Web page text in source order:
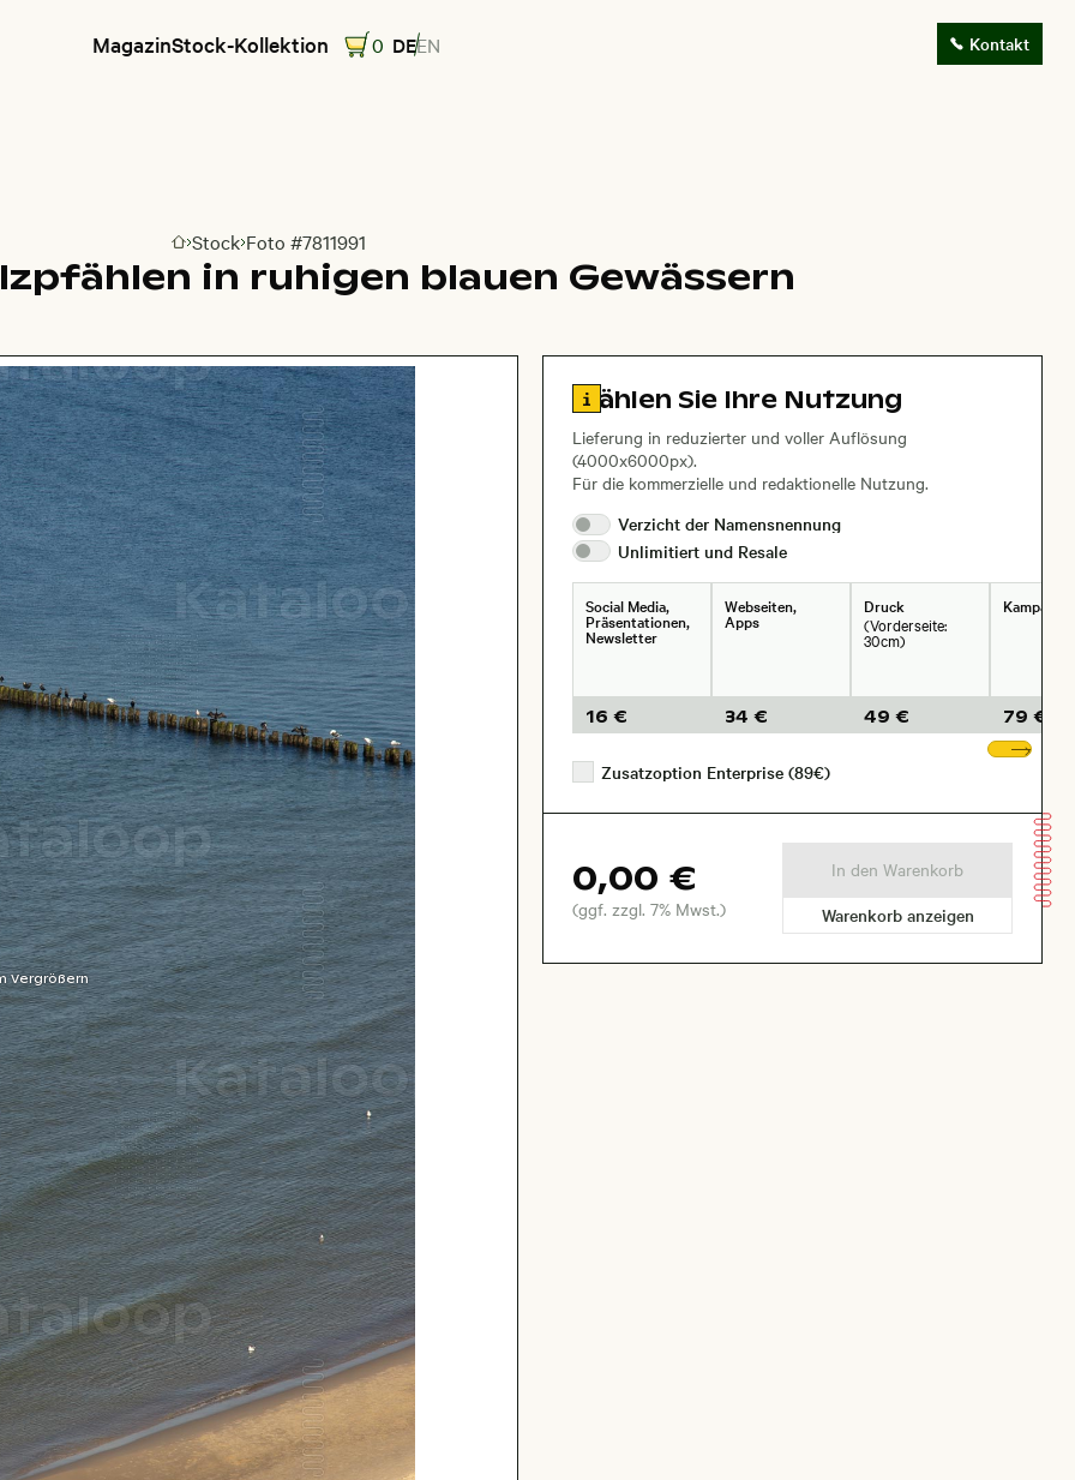
MagazinStock-Kollektion 0 DEEN Kontakt
Zur Homepage
Stock Foto #7811991
in ruhigen blauen Gewässern
Vergrößern
Zu den Lizenzinformationen springen
Wählen Sie Ihre Nutzung
Lieferung in reduzierter und voller Auflösung
(4000x6000px).
Für die kommerzielle und redaktionelle Nutzung.
Verzicht der Namensnennung
Unlimitiert und Resale
Social Media,
Präsentationen,
Newsletter
16 €
Webseiten,
Apps
34 €
Druck
(Vorderseite:
30cm)
49 €
79 €
Zusatzoption Enterprise (89€)
0,00 €
(ggf. zzgl. 7% Mwst.)
In den Warenkorb
Warenkorb anzeigen